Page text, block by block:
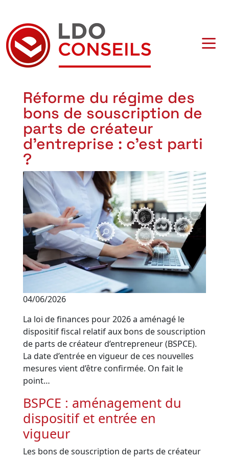
Navigation principale
Réforme du régime des
bons de souscription de
parts de créateur
d’entreprise : c’est parti
?
04/06/2026
La loi de finances pour 2026 a aménagé le
dispositif fiscal relatif aux bons de souscription
de parts de créateur d’entrepreneur (BSPCE).
La date d’entrée en vigueur de ces nouvelles
mesures vient d’être confirmée. On fait le
point…
BSPCE : aménagement du
dispositif et entrée en
vigueur
Les bons de souscription de parts de créateur